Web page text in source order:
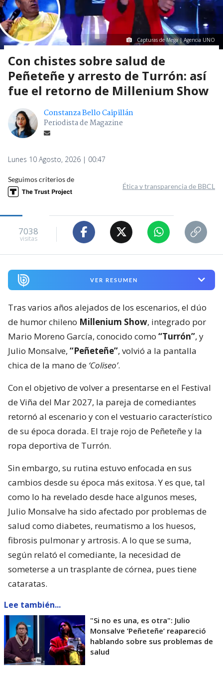
Capturas de Mega | Agencia UNO
Con chistes sobre salud de
Peñeteñe y arresto de Turrón: así
fue el retorno de Millenium Show
Constanza Bello Caipillán
Periodista de Magazine
Lunes 10 Agosto, 2026 | 00:47
Seguimos criterios de
Ética y transparencia de BBCL
7038
visitas
VER RESUMEN
Tras varios años alejados de los escenarios, el dúo
de humor chileno Millenium Show, integrado por
Mario Moreno García, conocido como “Turrón”, y
Julio Monsalve, “Peñeteñe”, volvió a la pantalla
chica de la mano de ‘Coliseo’.
Con el objetivo de volver a presentarse en el Festival
de Viña del Mar 2027, la pareja de comediantes
retornó al escenario y con el vestuario característico
de su época dorada. El traje rojo de Peñeteñe y la
ropa deportiva de Turrón.
Sin embargo, su rutina estuvo enfocada en sus
cambios desde su época más exitosa. Y es que, tal
como lo ha revelado desde hace algunos meses,
Julio Monsalve ha sido afectado por problemas de
salud como diabetes, reumatismo a los huesos,
fibrosis pulmonar y artrosis. A lo que se suma,
según relató el comediante, la necesidad de
someterse a un trasplante de córnea, pues tiene
cataratas.
Lee también...
"Si no es una, es otra": Julio
Monsalve ’Peñeteñe’ reapareció
hablando sobre sus problemas de
salud